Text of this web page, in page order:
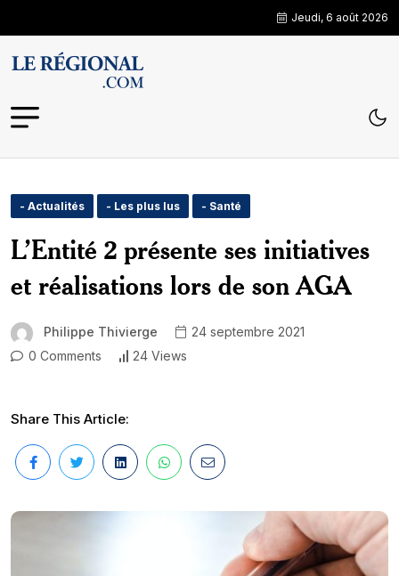
Jeudi, 6 août 2026
- Actualités - Les plus lus - Santé
L’Entité 2 présente ses initiatives
et réalisations lors de son AGA
Philippe Thivierge
24 septembre 2021
0 Comments
24 Views
Share This Article: